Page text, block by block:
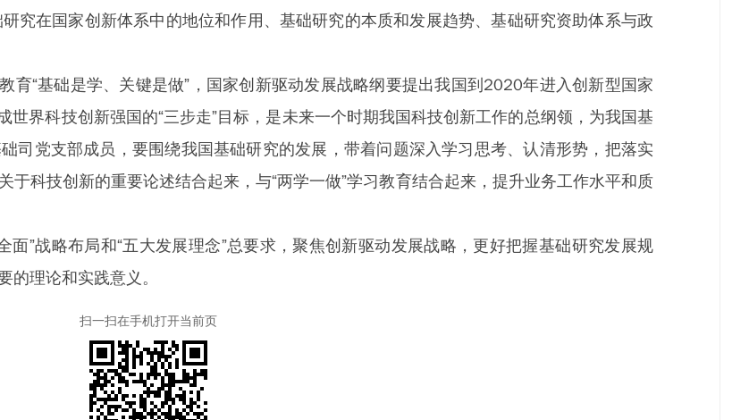
究在国家创新体系中的地位和作用、基础研究的本质和发展趋势、基础研究资助体系与政
育“基础是学、关键是做”，国家创新驱动发展战略纲要提出我国到2020年进入创新型国家
界科技创新强国的“三步走”目标，是未来一个时期我国科技创新工作的总纲领，为我国基
司党支部成员，要围绕我国基础研究的发展，带着问题深入学习思考、认清形势，把落实
科技创新的重要论述结合起来，与“两学一做”学习教育结合起来，提升业务工作水平和质
”战略布局和“五大发展理念”总要求，聚焦创新驱动发展战略，更好把握基础研究发展规
理论和实践意义。
扫一扫在手机打开当前页